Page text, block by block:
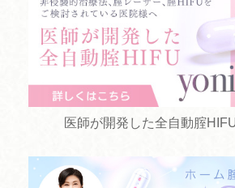
医師が開発した全自動腟